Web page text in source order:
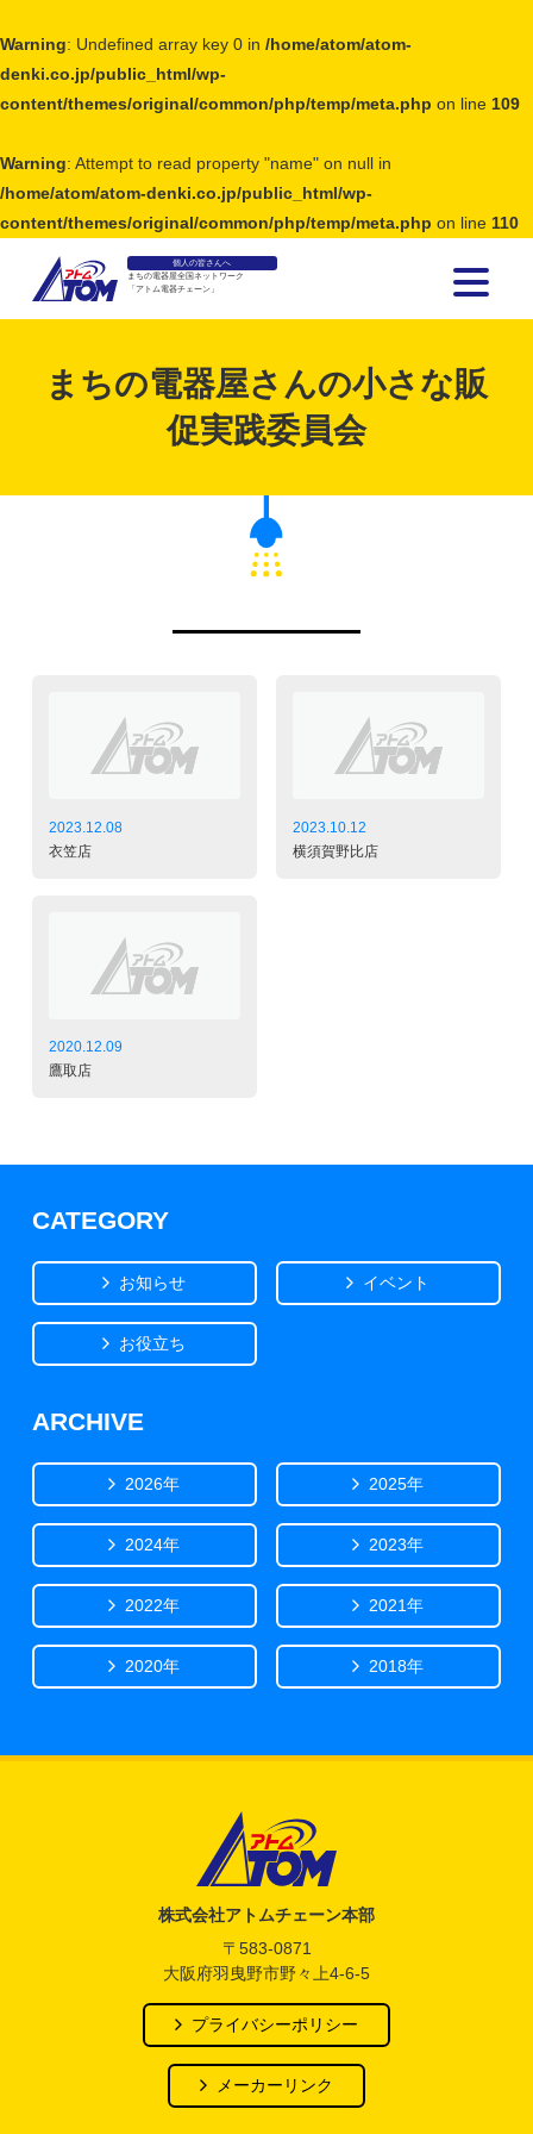
Warning: Undefined array key 0 in /home/atom/atom-
denki.co.jp/public_html/wp-
content/themes/original/common/php/temp/meta.php on line 109
Warning: Attempt to read property "name" on null in
/home/atom/atom-denki.co.jp/public_html/wp-
content/themes/original/common/php/temp/meta.php on line 110
アトム電器チェーン
個人の皆さんへ
まちの電器屋全国ネットワーク
「アトム電器チェーン」
まちの電器屋さんの小さな販
促実践委員会
2023.12.08
衣笠店
2023.10.12
横須賀野比店
2020.12.09
鷹取店
CATEGORY
お知らせ イベント
お役立ち
ARCHIVE
2026年 2025年
2024年 2023年
2022年 2021年
2020年 2018年
株式会社アトムチェーン本部
〒583-0871
大阪府羽曳野市野々上4-6-5
プライバシーポリシー
メーカーリンク